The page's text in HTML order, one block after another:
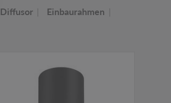
Diffusor
Einbaurahmen